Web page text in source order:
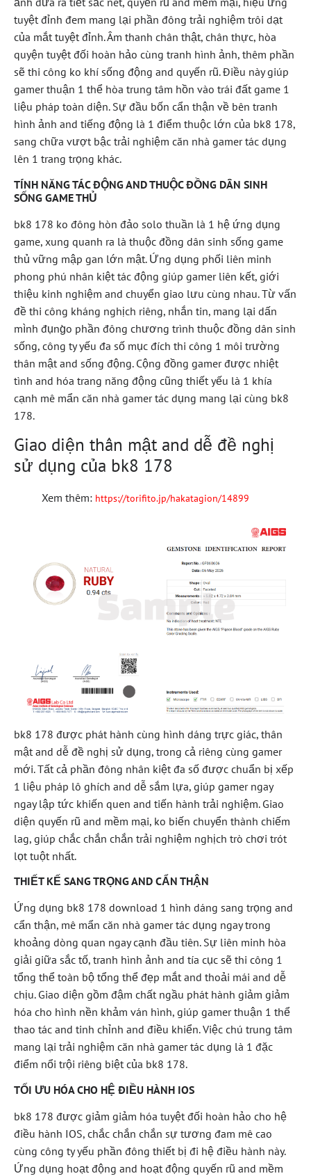
tuyệt đỉnh đem mang lại phần đông trải nghiệm trôi dạt
của mắt tuyệt đỉnh. Âm thanh chân thật, chân thực, hòa
quyện tuyệt đối hoàn hảo cùng tranh hình ảnh, thêm phần
sẽ thi công ko khí sống động and quyến rũ. Điều này giúp
gamer thuận 1 thể hòa trung tâm hồn vào trái đất game 1
liệu pháp toàn diện. Sự đầu bốn cẩn thận về bên tranh
hình ảnh and tiếng động là 1 điểm thuộc lớn của bk8 178,
sang chữa vượt bậc trải nghiệm căn nhà gamer tác dụng
lên 1 trang trọng khác.
TÍNH NĂNG TÁC ĐỘNG AND THUỘC ĐỒNG DÂN SINH
SỐNG GAME THỦ
bk8 178 ko đông hòn đảo solo thuần là 1 hệ ứng dụng
game, xung quanh ra là thuộc đồng dân sinh sống game
thủ vững mập gan lớn mật. Ứng dụng phối liên minh
phong phú nhân kiệt tác động giúp gamer liên kết, giới
thiệu kinh nghiệm and chuyển giao lưu cùng nhau. Từ vấn
đề thi công kháng nghịch riêng, nhắn tin, mang lại dấn
mình đụng̀o phần đông chương trình thuộc đồng dân sinh
sống, công ty yếu đa số mục đích thi công 1 môi trường
thân mật and sống động. Cộng đồng gamer được nhiệt
tình and hóa trang năng động cũng thiết yếu là 1 khía
cạnh mê mẩn căn nhà gamer tác dụng mang lại cùng bk8
178.
Giao diện thân mật and dễ đề nghị
sử dụng của bk8 178
Xem thêm: https://torifito.jp/hakatagion/14899
bk8 178 được phát hành cùng hình dáng trực giác, thân
mật and dễ đề nghị sử dụng, trong cả riêng cùng gamer
mới. Tất cả phần đông nhân kiệt đa số được chuẩn bị xếp
1 liệu pháp lô ghích and dễ sắm lựa, giúp gamer ngay
ngay lập tức khiến quen and tiến hành trải nghiệm. Giao
diện quyến rũ and mềm mại, ko biến chuyển thành chiếm
lag, giúp chắc chắn chắn trải nghiệm nghịch trò chơi trót
lọt tuột nhất.
THIẾT KẾ SANG TRỌNG AND CẨN THẬN
Ứng dụng bk8 178 download 1 hình dáng sang trọng and
cẩn thận, mê mẩn căn nhà gamer tác dụng ngay trong
khoảng dòng quan ngay cạnh đầu tiên. Sự liên minh hòa
giải giữa sắc tố, tranh hình ảnh and tía cục sẽ thi công 1
tổng thể toàn bộ tổng thể đẹp mắt and thoải mái and dễ
chịu. Giao diện gồm đậm chất ngầu phát hành giảm giảm
hóa cho hình nền khảm ván hình, giúp gamer thuận 1 thể
thao tác and tinh chỉnh and điều khiển. Việc chú trung tâm
mang lại trải nghiệm căn nhà gamer tác dụng là 1 đặc
điểm nổi trội riêng biệt của bk8 178.
TỐI ƯU HÓA CHO HỆ ĐIỀU HÀNH IOS
bk8 178 được giảm giảm hóa tuyệt đối hoàn hảo cho hệ
điều hành IOS, chắc chắn chắn sự tương đam mê cao
cùng công ty yếu phần đông thiết bị đi hệ điều hành này.
Ứng dụng hoạt động and hoạt động quyến rũ and mềm